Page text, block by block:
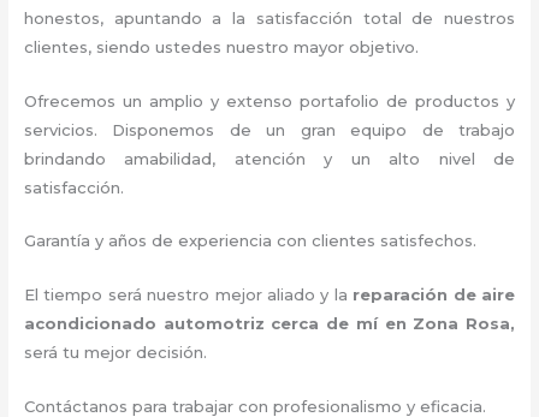
honestos, apuntando a la satisfacción total de nuestros
clientes, siendo ustedes nuestro mayor objetivo.
Ofrecemos un amplio y extenso portafolio de productos y
servicios. Disponemos de un gran equipo de trabajo
brindando amabilidad, atención y un alto nivel de
satisfacción.
Garantía y años de experiencia con clientes satisfechos.
El tiempo será nuestro mejor aliado y la reparación de aire
acondicionado automotriz cerca de mí en Zona Rosa,
será tu mejor decisión.
Contáctanos para trabajar con profesionalismo y eficacia.